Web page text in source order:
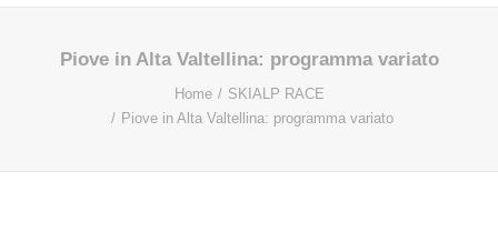
Piove in Alta Valtellina: programma variato
Home
SKIALP RACE
Piove in Alta Valtellina: programma variato